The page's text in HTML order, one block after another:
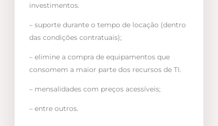
investimentos.
– suporte durante o tempo de locação (dentro
das condições contratuais);
– elimine a compra de equipamentos que
consomem a maior parte dos recursos de TI.
– mensalidades com preços acessíveis;
– entre outros.